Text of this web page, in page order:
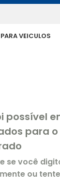
VEICULOS
possível
para
se você
ou